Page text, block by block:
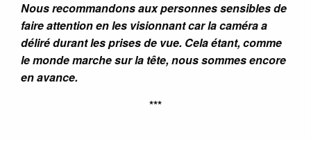
Nous recommandons aux personnes sensibles de
faire attention en les visionnant car la caméra a
déliré durant les prises de vue. Cela étant, comme
le monde marche sur la tête, nous sommes encore
en avance.
***